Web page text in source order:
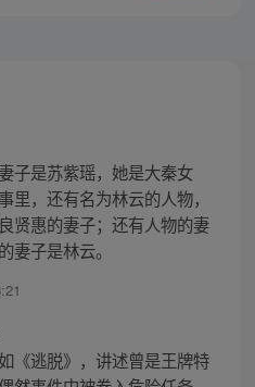
子是苏紫瑶，她是大秦女
里，还有名为林云的人物，
贤惠的妻子；还有人物的妻
妻子是林云。
《逃脱》，讲述曾是王牌特